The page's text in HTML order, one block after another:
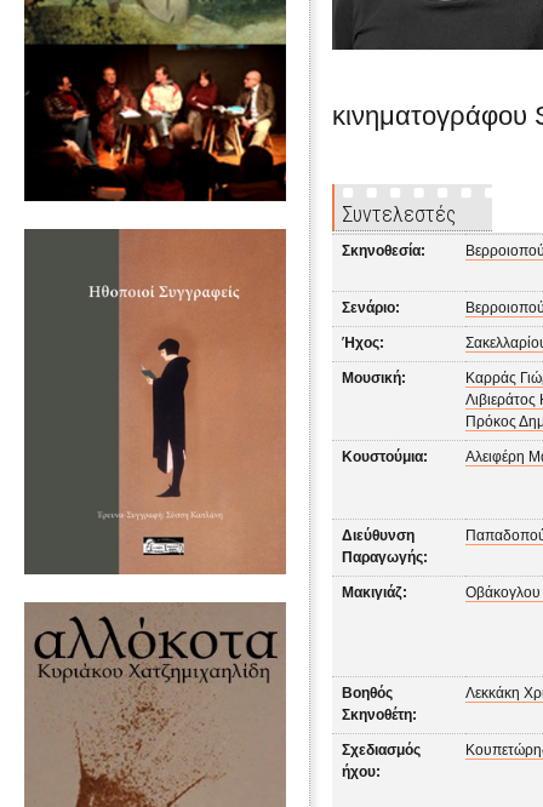
κινηματογράφου
Συντελεστές
Σκηνοθεσία:
Σενάριο:
Ήχος:
Μουσική:
Καρράς
Λιβιεράτος
Πρόκος
Κουστούμια: Αλειφέρη
Διεύθυνση
Παραγωγής:
Μακιγιάζ: Οβάκογλου
Βοηθός
Σκηνοθέτη:
Λεκκάκη
Σχεδιασμός
ήχου: